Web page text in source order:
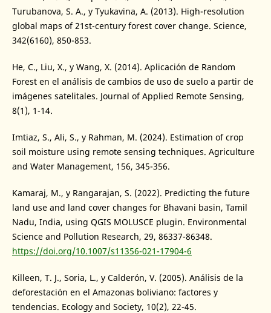
Turubanova, S. A., y Tyukavina, A. (2013). High-resolution
global maps of 21st-century forest cover change. Science,
342(6160), 850-853.
He, C., Liu, X., y Wang, X. (2014). Aplicación de Random
Forest en el análisis de cambios de uso de suelo a partir de
imágenes satelitales. Journal of Applied Remote Sensing,
8(1), 1-14.
Imtiaz, S., Ali, S., y Rahman, M. (2024). Estimation of crop
soil moisture using remote sensing techniques. Agriculture
and Water Management, 156, 345-356.
Kamaraj, M., y Rangarajan, S. (2022). Predicting the future
land use and land cover changes for Bhavani basin, Tamil
Nadu, India, using QGIS MOLUSCE plugin. Environmental
Science and Pollution Research, 29, 86337-86348.
https://doi.org/10.1007/s11356-021-17904-6
Killeen, T. J., Soria, L., y Calderón, V. (2005). Análisis de la
deforestación en el Amazonas boliviano: factores y
tendencias. Ecology and Society, 10(2), 22-45.